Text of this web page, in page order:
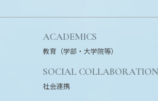
ACADEMICS
教育（学部・大学院等）
SOCIAL
社会連携